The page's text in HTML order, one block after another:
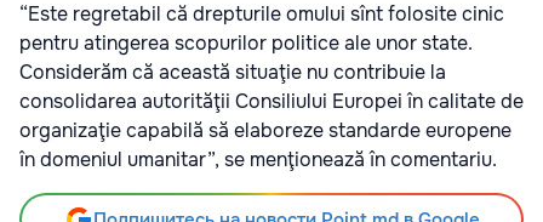
“Este regretabil că drepturile omului sînt folosite cinic
pentru atingerea scopurilor politice ale unor state.
Considerăm că această situaţie nu contribuie la
consolidarea autorităţii Consiliului Europei în calitate de
organizaţie capabilă să elaboreze standarde europene
în domeniul umanitar”, se menţionează în comentariu.